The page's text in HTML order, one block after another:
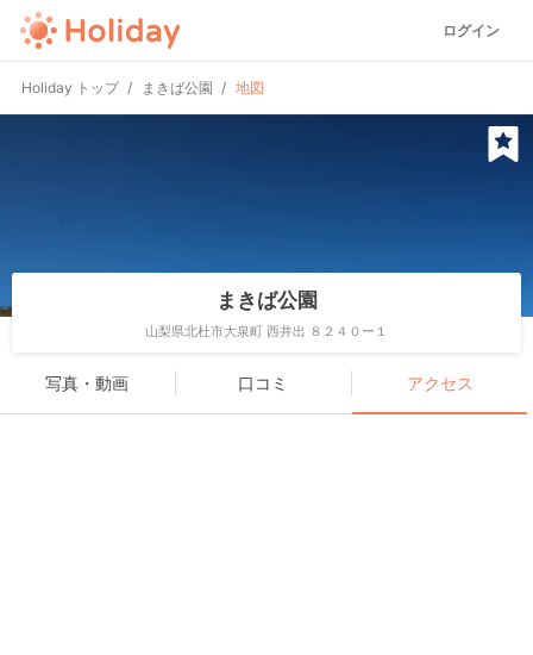
ログイン
Holiday トップ まきば公園 地図
まきば公園
山梨県北杜市大泉町 西井出 ８２４０ー１
写真・動画 口コミ アクセス